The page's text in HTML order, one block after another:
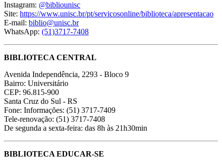
Instagram: @bibliounisc
Site: https://www.unisc.br/pt/servicosonline/biblioteca/apresentacao
E-mail: biblio@unisc.br
WhatsApp: (51)3717-7408
BIBLIOTECA CENTRAL
Avenida Independência, 2293 - Bloco 9
Bairro: Universitário
CEP: 96.815-900
Santa Cruz do Sul - RS
Fone: Informações: (51) 3717-7409
Tele-renovação: (51) 3717-7408
De segunda a sexta-feira: das 8h às 21h30min
BIBLIOTECA EDUCAR-SE